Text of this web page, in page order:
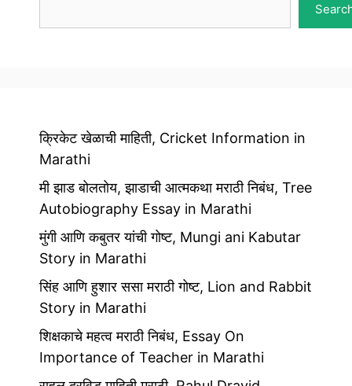
क्रिकेट खेळाची माहिती, Cricket Information in
Marathi
मी झाड बोलतोय, झाडाची आत्मकथा मराठी निबंध, Tree
Autobiography Essay in Marathi
मुंगी आणि कबुतर यांची गोष्ट, Mungi ani Kabutar
Story in Marathi
सिंह आणि हुशार ससा मराठी गोष्ट, Lion and Rabbit
Story in Marathi
शिक्षकाचे महत्व मराठी निबंध, Essay On
Importance of Teacher in Marathi